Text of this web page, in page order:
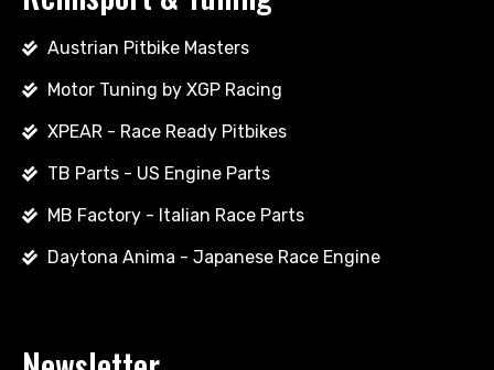
Austrian Pitbike Masters
Motor Tuning by XGP Racing
XPEAR - Race Ready Pitbikes
TB Parts - US Engine Parts
MB Factory - Italian Race Parts
Daytona Anima - Japanese Race Engine